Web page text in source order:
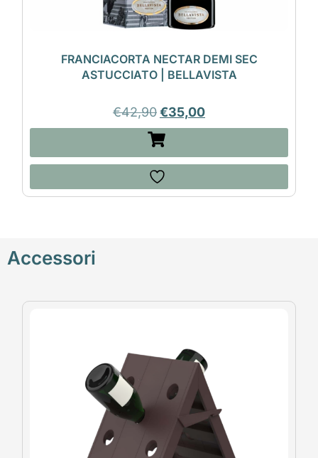
FRANCIACORTA NECTAR DEMI SEC
ASTUCCIATO | BELLAVISTA
€42,90€35,00
Accessori